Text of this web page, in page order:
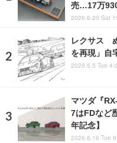
売…17万
2026.6.20 Sat
レクサス
を再現」自
2020.5.5 Tue
マツダ『
7はFDなど
年記念】
2026.6.16 Tue